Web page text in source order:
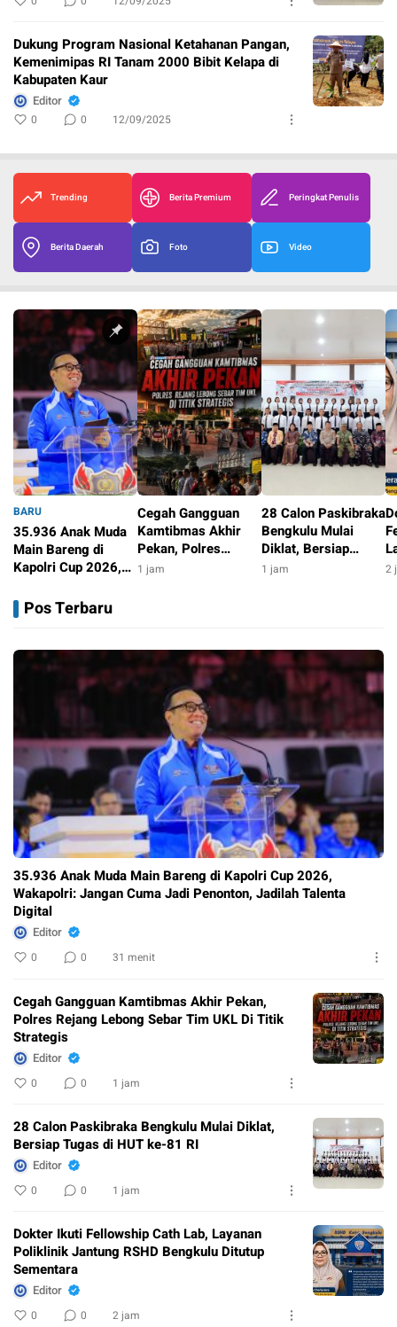
Dukung Program Nasional Ketahanan Pangan,
Kemenimipas RI Tanam 2000 Bibit Kelapa di
Kabupaten Kaur
Editor
0 0 12/09/2025
Trending Berita Premium Peringkat Penulis
Berita Daerah Foto Video
BARU
35.936 Anak Muda
Main Bareng di
Kapolri Cup 2026,
Cuma Jadi
Penonton, Jadilah
Cegah Gangguan
Kamtibmas Akhir
Pekan, Polres
Rejang Lebong
1 jam
28 Calon Paskibraka
Bengkulu Mulai
Diklat, Bersiap
Tugas di HUT ke-81
1 jam 2
Pos Terbaru
35.936 Anak Muda Main Bareng di Kapolri Cup 2026,
Wakapolri: Jangan Cuma Jadi Penonton, Jadilah Talenta
Digital
Editor
0 0 31 menit
Cegah Gangguan Kamtibmas Akhir Pekan,
Polres Rejang Lebong Sebar Tim UKL Di Titik
Strategis
Editor
0 0 1 jam
28 Calon Paskibraka Bengkulu Mulai Diklat,
Bersiap Tugas di HUT ke-81 RI
Editor
0 0 1 jam
Dokter Ikuti Fellowship Cath Lab, Layanan
Poliklinik Jantung RSHD Bengkulu Ditutup
Sementara
Editor
0 0 2 jam